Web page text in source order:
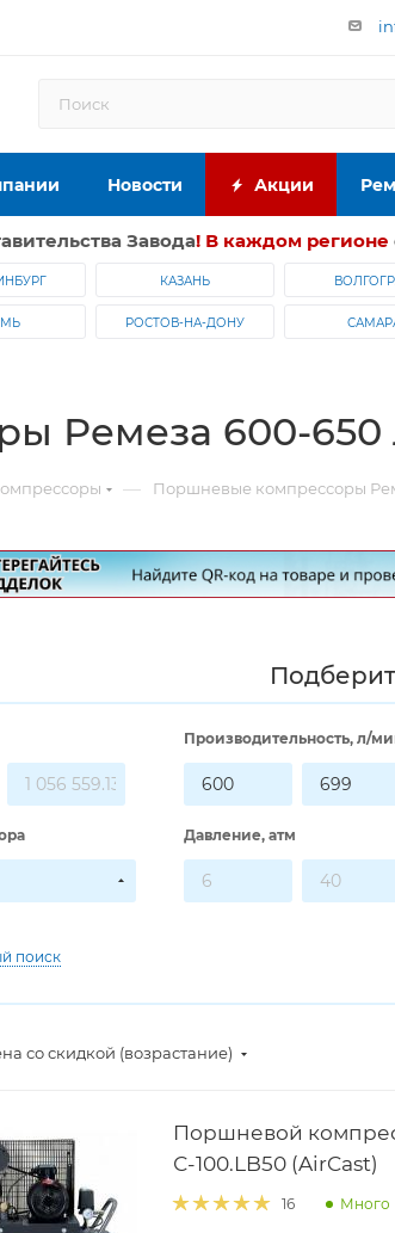
Новости Акции
Завода! В каждом регионе
КАЗАНЬ
РОСТОВ-НА-ДОНУ
Ремеза 600-650
— Поршневые компрессоры
Производительность, л/
Давление, атм
поиск
со скидкой (возрастание)
Поршневой
С-100.LB50 (AirCast)
16 Много